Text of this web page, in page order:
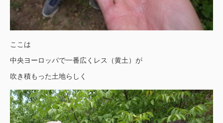
ここは
中央ヨーロッパで一番広くレス（黄土）が
吹き積もった土地らしく